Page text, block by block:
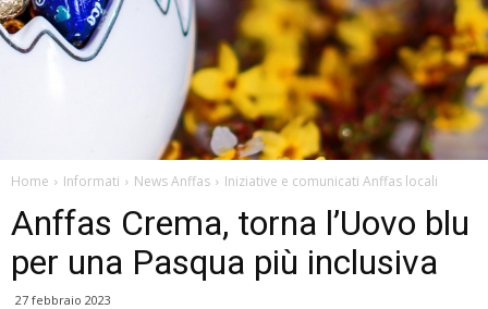
Home Informati News Anffas Iniziative e comunicati Anffas locali
Anffas Crema, torna l’Uovo blu
per una Pasqua più inclusiva
27 febbraio 2023